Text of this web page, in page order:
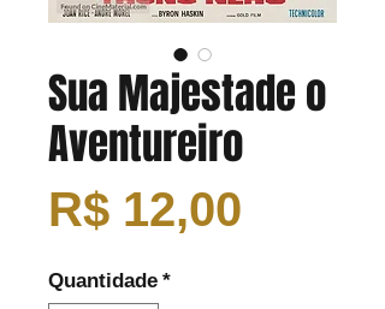
Sua Majestade o
Aventureiro
R$ 12,00
Quantidade *